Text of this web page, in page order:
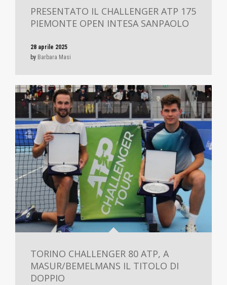
PRESENTATO IL CHALLENGER ATP 175
PIEMONTE OPEN INTESA SANPAOLO
28 aprile 2025
by Barbara Masi
TORINO CHALLENGER 80 ATP, A
MASUR/BEMELMANS IL TITOLO DI
DOPPIO